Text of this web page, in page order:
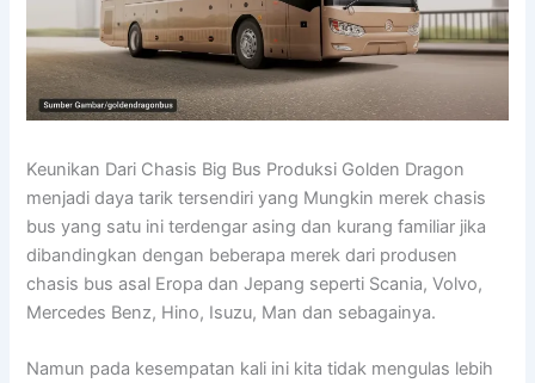
Keunikan Dari Chasis Big Bus Produksi Golden Dragon
menjadi daya tarik tersendiri yang Mungkin merek chasis
bus yang satu ini terdengar asing dan kurang familiar jika
dibandingkan dengan beberapa merek dari produsen
chasis bus asal Eropa dan Jepang seperti Scania, Volvo,
Mercedes Benz, Hino, Isuzu, Man dan sebagainya.
Namun pada kesempatan kali ini kita tidak mengulas lebih